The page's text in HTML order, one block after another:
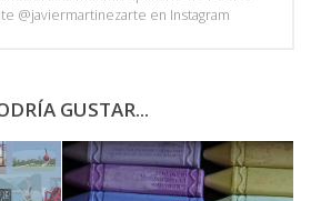
@javiermartinezarte en Instagram
GUSTAR...